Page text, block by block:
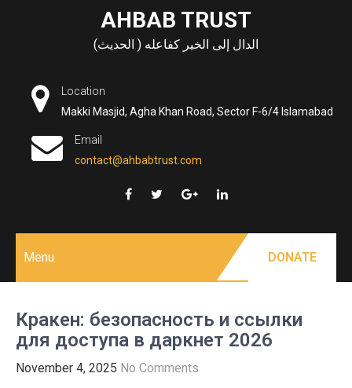
AHBAB TRUST
الدال إلى الخير كفاعله ( الحديث)
Location
Makki Masjid, Agha Khan Road, Sector F-6/4 Islamabad
Email
contact@ahbabtrust.com
Menu DONATE
Кракен: безопасность и ссылки
для доступа в даркнет 2026
November 4, 2025 No Comments